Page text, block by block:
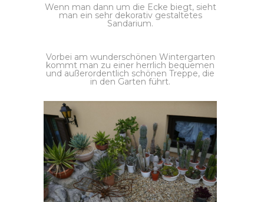
Wenn man dann um die Ecke biegt, sieht
man ein sehr dekorativ gestaltetes
Sandarium.
Vorbei am wunderschönen Wintergarten
kommt man zu einer herrlich bequemen
und außerordentlich schönen Treppe, die
in den Garten führt.